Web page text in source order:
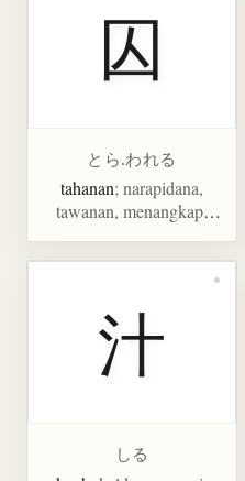
囚
とら.われる
tahanan; narapidana,
tawanan, menangkap,
汁
しる